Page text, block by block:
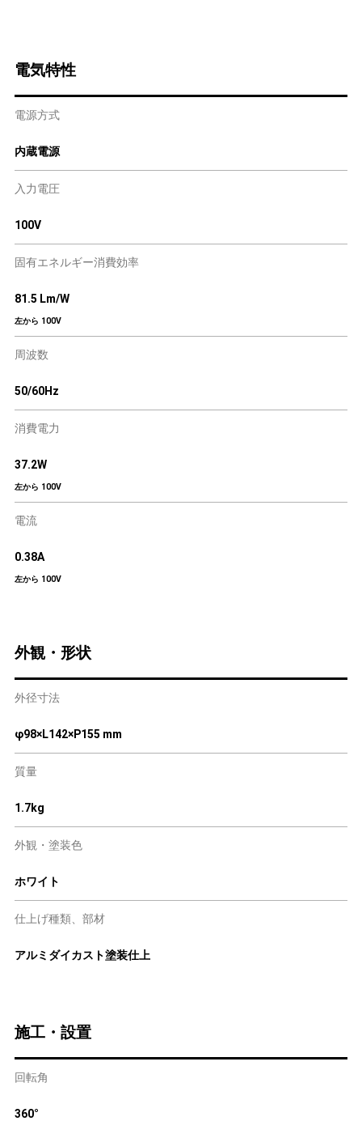
電気特性
電源方式
内蔵電源
入力電圧
100V
固有エネルギー消費効率
81.5 Lm/W
左から 100V
周波数
50/60Hz
消費電力
37.2W
左から 100V
電流
0.38A
左から 100V
外観・形状
外径寸法
φ98×L142×P155 mm
質量
1.7kg
外観・塗装色
ホワイト
仕上げ種類、部材
アルミダイカスト塗装仕上
施工・設置
回転角
360°